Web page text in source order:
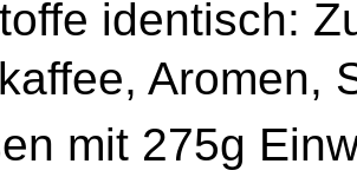
identisch:
Aromen,
mit 275g